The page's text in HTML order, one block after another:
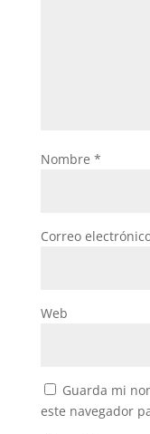
Nombre *
Correo
Web
Guarda mi
este navegador